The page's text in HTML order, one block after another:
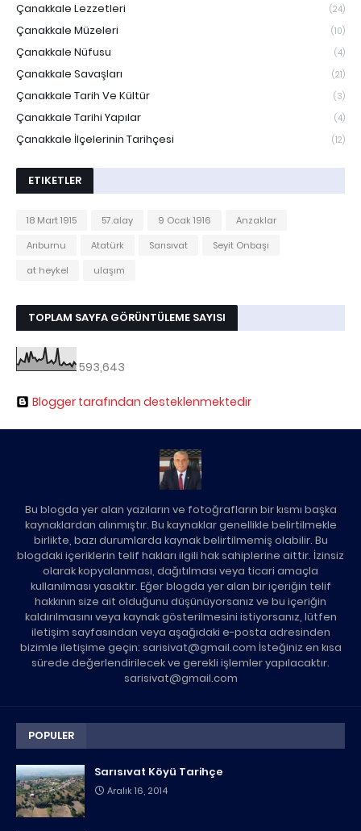
Çanakkale Lezzetleri (24)
Çanakkale Müzeleri (10)
Çanakkale Nüfusu (4)
Çanakkale Savaşları (21)
Çanakkale Tarih Ve Kültür (3)
Çanakkale Tarihi Yapılar (4)
Çanakkale İlçelerinin Tarihçesi (12)
ETIKETLER
18 Mart 1915 57.alay 9 Ocak 1916
Anzaklar
Arıburnu
Atatürk Sarısıvat
Seyit Onbaşı
at heykel
ulaşım
TOPLAM SAYFA GÖRÜNTÜLEME SAYISI
593,643
Blogger tarafından desteklenmektedir
Bu blogda yer alan yazıların ve fotoğrafların bir kısmı başka
kaynaklardan alınmıştır. Bu kaynaklar genellikle belirtilmekle
birlikte, bazı durumlarda kaynak belirtilmemiş olabilir. Bu
blogdaki içeriklerin telif hakları ilgili hak sahiplerine aittir. İzinsiz
olarak kopyalanması, dağıtılması veya ticari amaçla
kullanılması yasaktır. Eğer blogda yer alan bir içeriğin telif
hakkının size ait olduğunu düşünüyorsanız ve bu içeriğin
kaldırılmasını veya kaynak gösterilmesini istiyorsanız, lütfen
iletişim sayfasından veya aşağıdaki e-posta adresinden
bizimle iletişime geçin: sarisivat@gmail.com İsteğiniz en kısa
sürede değerlendirilecek ve gerekli işlemler yapılacaktır.
sarisivat@gmail.com
POPULER
Sarısıvat Köyü Tarihçe
Aralık 16, 2014